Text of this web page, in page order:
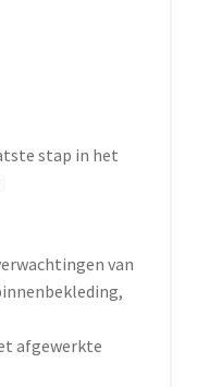
stap in het
van
afgewerkte